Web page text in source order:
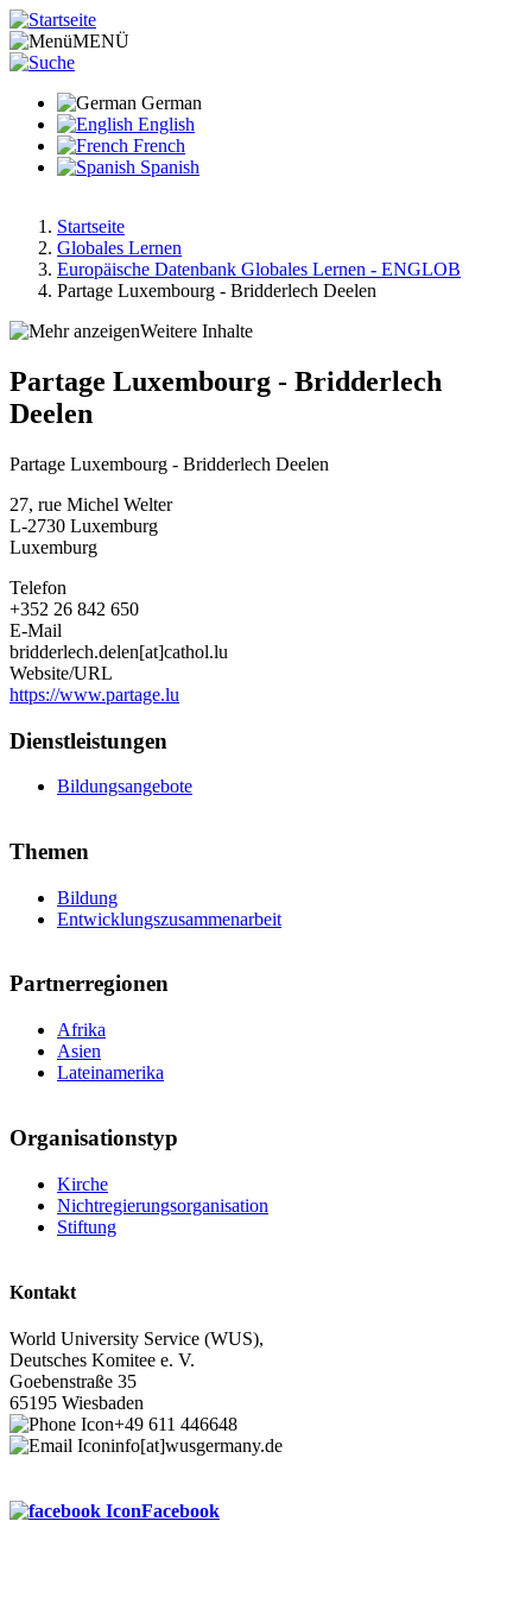
Direkt
zum
Inhalt
MENÜ
German
English
French
Spanish
Pfadnavigation
Startseite
Globales Lernen
Europäische Datenbank Globales Lernen - ENGLOB
Partage Luxembourg - Bridderlech Deelen
Weitere Inhalte
Partage Luxembourg - Bridderlech
Deelen
Partage Luxembourg - Bridderlech Deelen
27, rue Michel Welter
L-2730 Luxemburg
Luxemburg
Telefon
+352 26 842 650
E-Mail
bridderlech.delen[at]cathol.lu
Website/URL
https://www.partage.lu
Dienstleistungen
Bildungsangebote
Themen
Bildung
Entwicklungszusammenarbeit
Partnerregionen
Afrika
Asien
Lateinamerika
Organisationstyp
Kirche
Nichtregierungsorganisation
Stiftung
Kontakt
World University Service (WUS),
Deutsches Komitee e. V.
Goebenstraße 35
65195 Wiesbaden
+49 611 446648
info[at]wusgermany.de
Facebook